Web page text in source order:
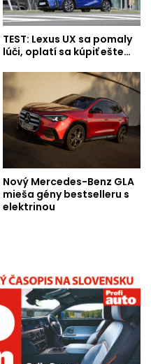
TEST: Lexus UX sa pomaly
lúči, oplatí sa kúpiť ešte…
Nový Mercedes-Benz GLA
mieša gény bestselleru s
elektrinou